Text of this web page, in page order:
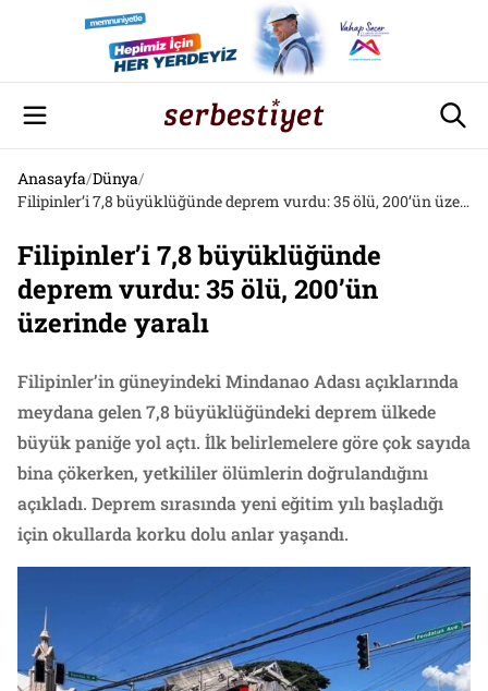
Anasayfa/Dünya/
Filipinler’i 7,8 büyüklüğünde deprem vurdu: 35 ölü, 200’ün üzerinde yaralı
Filipinler’i 7,8 büyüklüğünde
deprem vurdu: 35 ölü, 200’ün
üzerinde yaralı
Filipinler’in güneyindeki Mindanao Adası açıklarında
meydana gelen 7,8 büyüklüğündeki deprem ülkede
büyük paniğe yol açtı. İlk belirlemelere göre çok sayıda
bina çökerken, yetkililer ölümlerin doğrulandığını
açıkladı. Deprem sırasında yeni eğitim yılı başladığı
için okullarda korku dolu anlar yaşandı.